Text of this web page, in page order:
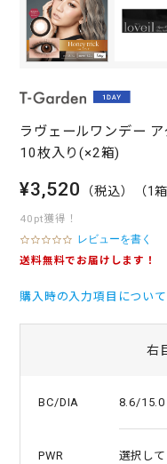
ラヴェールワンデー
10枚入り(×2箱)
¥3,520 （税込） （1
40pt獲得！
0
.
t
n
レビューを書く
送料無料でお届けします！
購入時の入力項目について
右
BC/DIA 8.6/15.0
PWR